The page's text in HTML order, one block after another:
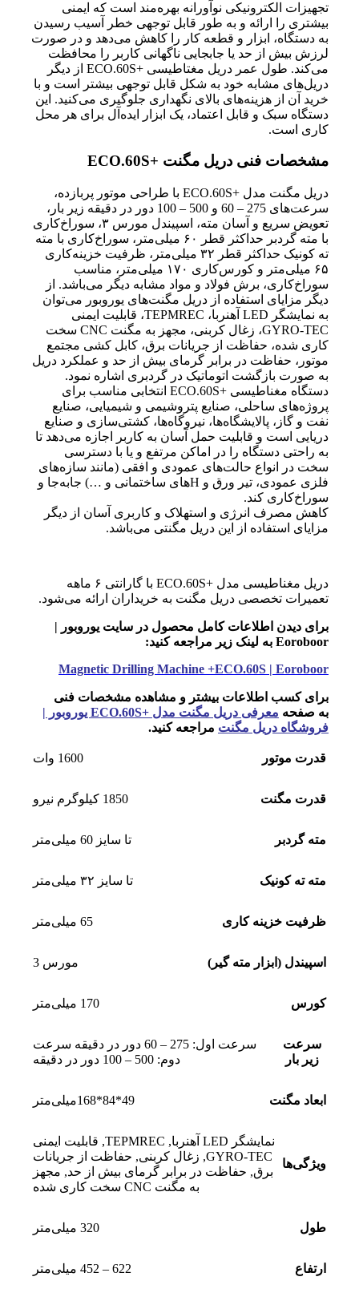
تجهیزات الکترونیکی نوآورانه بهره‌مند است که ایمنی
بیشتری را ارائه و به طور قابل توجهی خطر آسیب رسیدن
به دستگاه، ابزار و قطعه کار را کاهش می‌دهد و در صورت
لرزش بیش از حد یا جابجایی ناگهانی کاربر را محافظت
می‌کند. طول عمر دریل مغتاطیسی +ECO.60S از دیگر
دریل‌های مشابه خود به شکل قابل توجهی بیشتر است و با
خرید آن از هزینه‌های بالای نگهداری جلوگیری می‌کنید. این
دستگاه سبک و قابل اعتماد، یک ابزار ایده‌آل برای هر محل
کاری است.
مشخصات فنی دریل مگنت +ECO.60S
دریل مگنت مدل +ECO.60S با طراحی موتور پربازده،
سرعت‌های 275 – 60 و 500 – 100 دور در دقیقه زیر بار،
تعویض سریع و آسان مته، اسپیندل مورس ۳، سوراخ‌کاری
با مته گردبر حداکثر قطر ۶۰ میلی‌متر، سوراخ‌کاری با مته
ته کونیک حداکثر قطر ۳۲ میلی‌متر، ظرفیت خزینه‌کاری
۶۵ میلی‌متر و کورس‌کاری ۱۷۰ میلی‌متر، مناسب
سوراخ‌کاری، برش فولاد و مواد مشابه دیگر می‌باشد. از
دیگر مزایای استفاده از دریل مگنت‌های یوروبور می‌توان
به نمایشگر LED آهنربا، TEPMREC، قابلیت ایمنی
GYRO-TEC، زغال کربنی، مجهز به مگنت CNC سخت
کاری شده، حفاظت از جریانات برق، کابل کشی مجتمع
موتور، حفاظت در برابر گرمای بیش از حد و عملکرد دریل
به صورت بازگشت اتوماتیک در گردبری اشاره نمود.
دستگاه مغناطیسی +ECO.60S انتخابی مناسب برای
پروژه‌های ساحلی، صنایع پتروشیمی و شیمیایی، صنایع
نفت و گاز، پالایشگاه‌ها، نیروگاه‌ها، کشتی‌سازی و صنایع
دریایی است و قابلیت حمل آسان به کاربر اجازه می‌دهد تا
به راحتی دستگاه را در اماکن مرتفع و یا با دسترسی
سخت در انواع حالت‌های عمودی و افقی (مانند سازه‌های
فلزی عمودی، تیر ورق و Hهای ساختمانی و …) جابه‌جا و
سوراخ‌کاری کند.
کاهش مصرف انرژی و استهلاک و کاربری آسان از دیگر
مزایای استفاده از این دریل مگنتی می‌باشد.
دریل مغناطیسی مدل +ECO.60S با گارانتی ۶ ماهه
تعمیرات تخصصی دریل مگنت به خریداران ارائه می‌شود.
برای دیدن اطلاعات کامل محصول در سایت یوروبور |
Eoroboor به لینک زیر مراجعه کنید:
Magnetic Drilling Machine +ECO.60S | Eoroboor
برای کسب اطلاعات بیشتر و مشاهده مشخصات فنی
به صفحه
معرفی دریل مگنت مدل +ECO.60S یوروبور |
فروشگاه دریل مگنت مراجعه کنید.
قدرت موتور 1600 وات
قدرت مگنت 1850 کیلوگرم نیرو
مته گردبر تا سایز 60 میلی‌متر
مته ته کونیک تا سایز ۳۲ میلی‌متر
ظرفیت خزینه کاری 65 میلی‌متر
اسپیندل (ابزار مته گیر) مورس 3
کورس 170 میلی‌متر
سرعت
زیر بار
سرعت اول: 275 – 60 دور در دقیقه سرعت
دوم: 500 – 100 دور در دقیقه
ابعاد مگنت 49*84*168میلی‌متر
ویژگی‌ها
نمایشگر LED آهنربا ,
TEPMREC
, قابلیت ایمنی
GYRO-TEC
, زغال کربنی, حفاظت از جریانات
برق, حفاظت در برابر گرمای بیش از حد, مجهز
به مگنت CNC سخت کاری شده
طول 320 میلی‌متر
ارتفاع 622 – 452 میلی‌متر